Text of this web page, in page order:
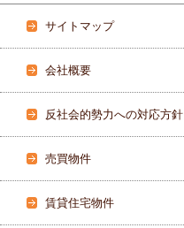
サイトマップ
会社概要
反社会的勢力への対応方針
売買物件
賃貸住宅物件